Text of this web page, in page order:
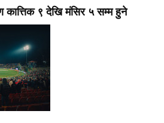
९ देखि मंसिर ५ सम्म हुने